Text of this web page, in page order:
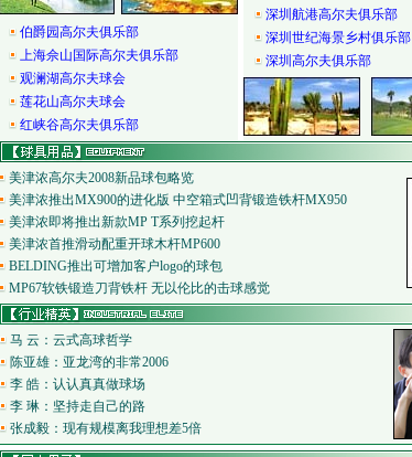
伯爵园高尔夫俱乐部
上海佘山国际高尔夫俱乐部
观澜湖高尔夫球会
莲花山高尔夫球会
红峡谷高尔夫俱乐部
深圳航港高尔夫俱乐部
深圳世纪海景乡村俱乐部
深圳高尔夫俱乐部
美津浓高尔夫2008新品球包略览
美津浓推出MX900的进化版 中空箱式凹背锻造铁杆MX950
美津浓即将推出新款MP T系列挖起杆
美津浓首推滑动配重开球木杆MP600
BELDING推出可增加客户logo的球包
MP67软铁锻造刀背铁杆 无以伦比的击球感觉
马 云：云式高球哲学
陈亚雄：亚龙湾的非常2006
李 皓：认认真真做球场
李 琳：坚持走自己的路
张成毅：现有规模离我理想差5倍